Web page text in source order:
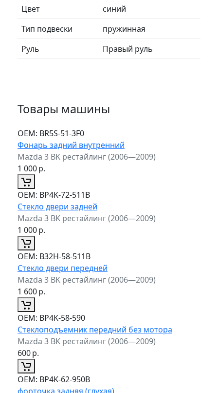
Цвет
синий
Тип подвески
пружинная
Руль
Правый руль
Товары машины
ОЕМ: BR5S-51-3F0
Фонарь задний внутренний
Mazda 3 BK рестайлинг (2006—2009)
1 000р.
ОЕМ: BP4K-72-511B
Стекло двери задней
Mazda 3 BK рестайлинг (2006—2009)
1 000р.
ОЕМ: B32H-58-511B
Стекло двери передней
Mazda 3 BK рестайлинг (2006—2009)
1 600р.
ОЕМ: BP4K-58-590
Стеклоподъемник передний без мотора
Mazda 3 BK рестайлинг (2006—2009)
600р.
ОЕМ: BP4K-62-950B